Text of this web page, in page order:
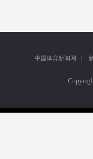
中国体育新闻网 |